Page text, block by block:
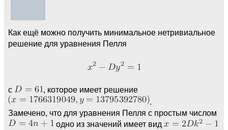
Как ещё можно получить минимальное нетривиальное
решение для уравнения Пелля
с
, которое имеет решение
.
Замечено, что для уравнения Пелля с простым числом
одно из значений имеет вид